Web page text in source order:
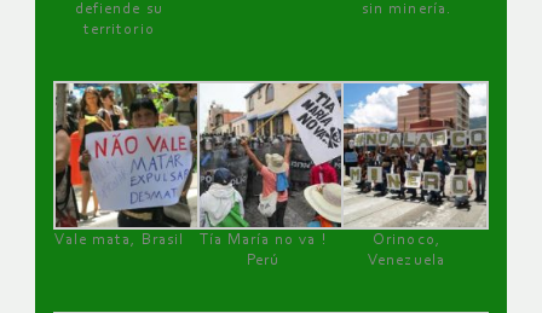
defiende su
territorio
sin minería.
Vale mata, Brasil
Tía María no va !
Perú
Orinoco,
Venezuela